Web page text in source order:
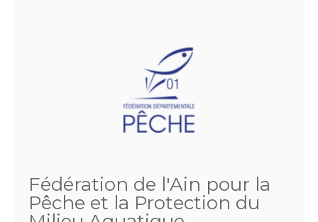
Fédération de l'Ain pour la
Pêche et la Protection du